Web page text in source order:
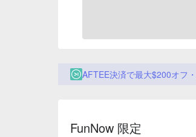
AFTEE決済で最大$200オフ・
FunNow 限定